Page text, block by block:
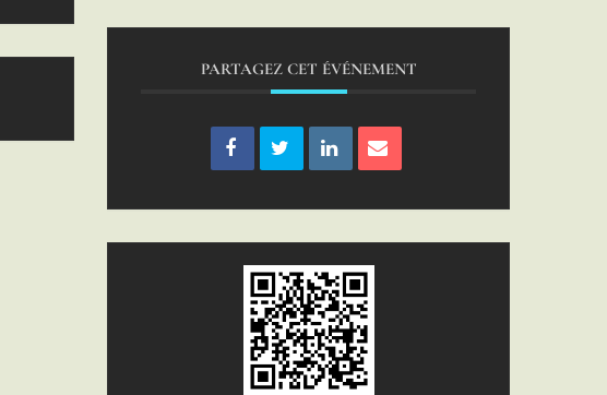
PARTAGEZ CET ÉVÉNEMENT